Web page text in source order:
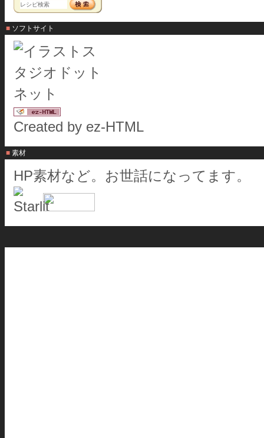
■ ソフトサイト
Created by ez-HTML
■ 素材
HP素材など。お世話になってます。